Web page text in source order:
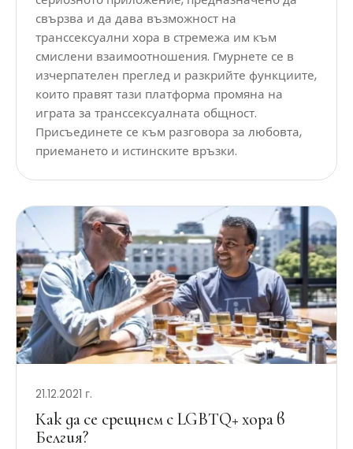
свързва и да дава възможност на
транссексуални хора в стремежа им към
смислени взаимоотношения. Гмурнете се в
изчерпателен преглед и разкрийте функциите,
които правят тази платформа промяна на
играта за транссексуалната общност.
Присъединете се към разговора за любовта,
приемането и истинските връзки.
21.12.2021 г.
Как да се срещнем с LGBTQ+ хора в
Белгия?